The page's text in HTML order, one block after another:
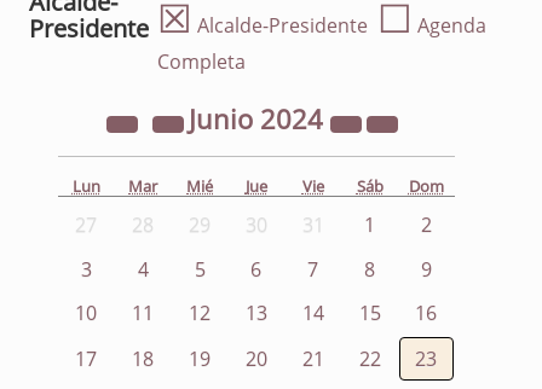
Presidente ☒ Alcalde-Presidente ☐ Agenda
Completa
Junio 2024
Lun Mar Mié Jue Vie Sáb Dom
27 28 29 30 31 1
2
3
4 5 6 7 8
9
10
11 12 13 14 15
16
17
18 19 20 21 22
23